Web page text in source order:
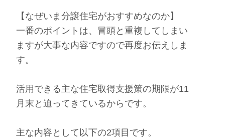
【なぜいま分譲住宅がおすすめなのか】
一番のポイントは、冒頭と重複してしまい
ますが大事な内容ですので再度お伝えしま
す。
活用できる主な住宅取得支援策の期限が11
月末と迫ってきているからです。
主な内容として以下の2項目です。